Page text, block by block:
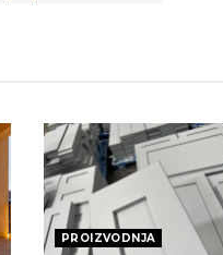
PROIZVODNJA